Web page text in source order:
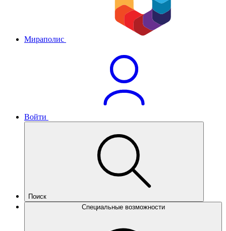
Мираполис
Войти
Поиск
Специальные возможности